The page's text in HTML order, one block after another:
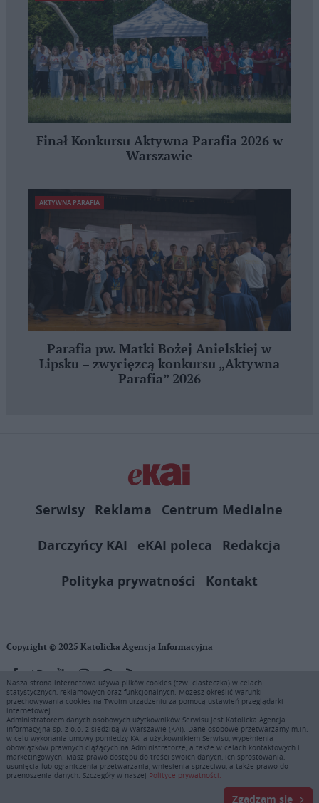
Finał Konkursu Aktywna Parafia 2026 w
Warszawie
AKTYWNA PARAFIA
Parafia pw. Matki Bożej Anielskiej w
Lipsku – zwycięzcą konkursu „Aktywna
Parafia” 2026
Serwisy Reklama
Centrum Medialne
Darczyńcy KAI
eKAI poleca
Redakcja
Polityka prywatności
Kontakt
Copyright © 2025 Katolicka Agencja Informacyjna
KAI zastrzega wszelkie prawa do serwisu. Użytkownicy mogą pobierać
i drukować fragmenty zawartości serwisu internetowego www.ekai.pl
wyłącznie do użytku osobistego. Publikacja, rozpowszechnianie
zawartości niniejszego serwisu lub jej sprzedaż (także framing i in.
podobne metody), są bez uprzedniej pisemnej zgody KAI zabronione i
stanowią naruszenie ustaw o prawie autorskim, ochronie baz danych i
uczciwej konkurencji - będą ścigane przy pomocy wszelkich
dostępnych środków prawnych. Zapraszamy do prenumeraty serwisu
prasowego KAI: tel. 22 635 77 18 e-mail: marketing@ekai.pl
Nasza strona internetowa używa plików cookies (tzw. ciasteczka) w celach
statystycznych, reklamowych oraz funkcjonalnych. Możesz określić warunki
przechowywania cookies na Twoim urządzeniu za pomocą ustawień przeglądarki
internetowej.
Administratorem danych osobowych użytkowników Serwisu jest Katolicka Agencja
Informacyjna sp. z o.o. z siedzibą w Warszawie (KAI). Dane osobowe przetwarzamy m.in.
w celu wykonania umowy pomiędzy KAI a użytkownikiem Serwisu, wypełnienia
obowiązków prawnych ciążących na Administratorze, a także w celach kontaktowych i
marketingowych. Masz prawo dostępu do treści swoich danych, ich sprostowania,
usunięcia lub ograniczenia przetwarzania, wniesienia sprzeciwu, a także prawo do
przenoszenia danych. Szczegóły w naszej Polityce prywatności.
Zgadzam się